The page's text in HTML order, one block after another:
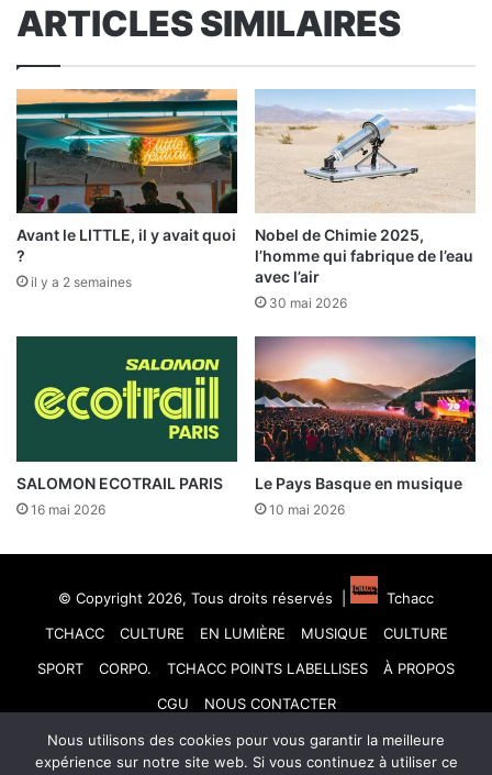
ARTICLES SIMILAIRES
Avant le LITTLE, il y avait quoi
?
il y a 2 semaines
Nobel de Chimie 2025,
l’homme qui fabrique de l’eau
avec l’air
30 mai 2026
SALOMON ECOTRAIL PARIS
16 mai 2026
Le Pays Basque en musique
10 mai 2026
© Copyright 2026, Tous droits réservés |
Tchacc
TCHACC
CULTURE EN LUMIÈRE MUSIQUE
CULTURE
SPORT
CORPO. TCHACC POINTS LABELLISES
À PROPOS
CGU
NOUS CONTACTER
Facebook
X LinkedinYouTubeInstagram
TikTok
Nous utilisons des cookies pour vous garantir la meilleure
expérience sur notre site web. Si vous continuez à utiliser ce